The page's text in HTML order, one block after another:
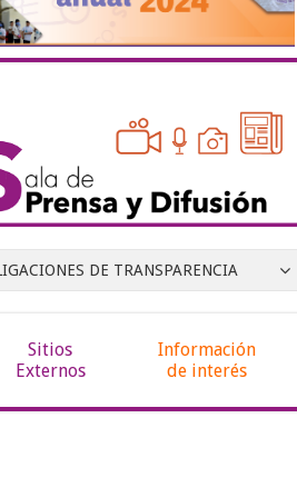
DE TRANSPARENCIA
Sitios
Externos
Información
de interés